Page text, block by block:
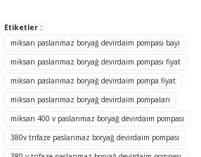
tarafımıza iletebilirsiniz.
Görüş ve önerileriniz için teşekkür ederiz.
Ürün açıklamasında eksik bilgiler bulunuyor.
Ürün bilgilerinde hatalar bulunuyor.
Ürün fiyatı diğer sitelerden daha pahalı.
Bu ürüne benzer farklı alternatifler olmalı.
Etiketler :
miksan paslanmaz boryağ devirdaim pompası bayi
miksan paslanmaz boryağ devirdaim pompası fiyat
miksan paslanmaz boryağ devirdaim pompa fiyat
miksan paslanmaz boryağ devirdaim pompaları
miksan 400 v paslanmaz boryağ devirdaim pompası
380v trifaze paslanmaz boryağ devirdaim pompası